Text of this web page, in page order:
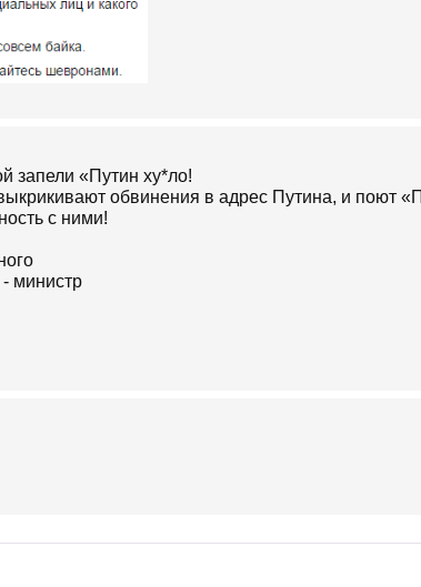
запели «Путин ху*ло!
обвинения в адрес Путина, и поют
с ними!